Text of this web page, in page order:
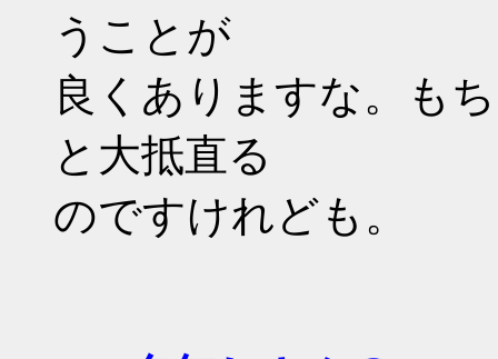
うことが
良くありますな。も
と大抵直る
のですけれども。